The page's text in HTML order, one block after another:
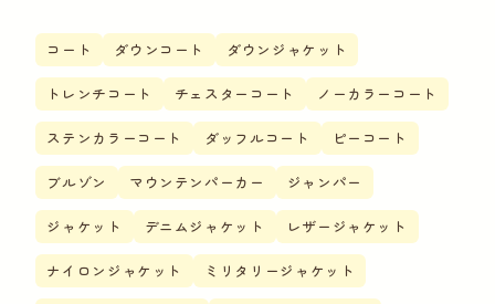
コート ダウンコート ダウンジャケット
トレンチコート チェスターコート ノーカラーコート
ステンカラーコート ダッフルコート ピーコート
ブルゾン マウンテンパーカー ジャンパー
ジャケット デニムジャケット レザージャケット
ナイロンジャケット ミリタリージャケット